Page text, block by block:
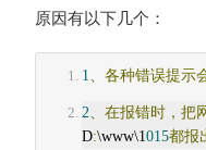
原因有以下几个：
1 、各种错误提示
2 、在报错时，把
D:\www\1 015都报